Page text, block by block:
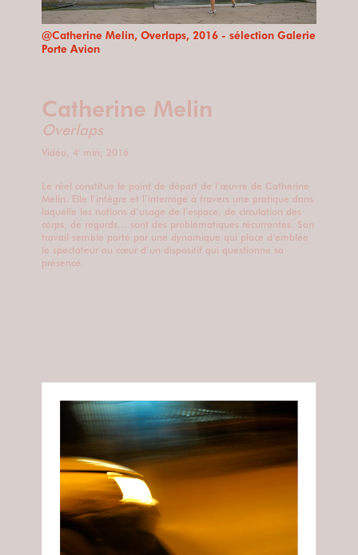
@Catherine Melin, Overlaps, 2016 - sélection Galerie
Porte Avion
Catherine Melin
Overlaps
Vidéo, 4' min, 2016
Le réel constitue le point de départ de l’œuvre de Catherine
Melin. Elle l’intègre et l’interroge à travers une pratique dans
laquelle les notions d’usage de l’espace, de circulation des
corps, de regards… sont des problématiques récurrentes. Son
travail semble porté par une dynamique qui place d’emblée
le spectateur au cœur d’un dispositif qui questionne sa
présence.